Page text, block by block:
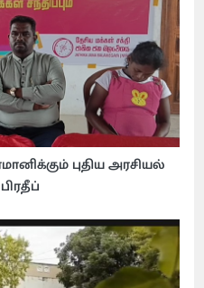
புதிய அரசியல்